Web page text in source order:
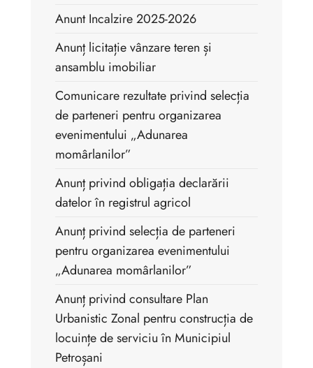
Anunt Incalzire 2025-2026
Anunț licitație vânzare teren și
ansamblu imobiliar
Comunicare rezultate privind selecția
de parteneri pentru organizarea
evenimentului „Adunarea
momârlanilor”
Anunț privind obligația declarării
datelor în registrul agricol
Anunț privind selecția de parteneri
pentru organizarea evenimentului
„Adunarea momârlanilor”
Anunț privind consultare Plan
Urbanistic Zonal pentru construcția de
locuințe de serviciu în Municipiul
Petroșani